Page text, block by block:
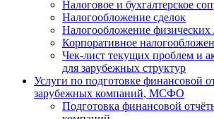
Налоговое и бухгалтерское
Налогообложение сделок
Налогообложение физических
Корпоративное
Чек-лист текущих проблем и
для зарубежных структур
Услуги по подготовке финансовой
зарубежных компаний, МСФО
Подготовка финансовой